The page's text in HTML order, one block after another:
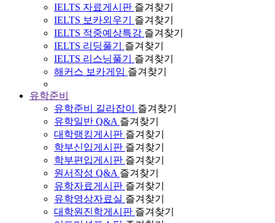
IELTS 자료게시판 즐겨찾기
IELTS 보카외우기
즐겨찾기
IELTS 적중예상특강 즐겨찾기
IELTS 리딩풀기
즐겨찾기
IELTS 리스닝풀기
즐겨찾기
해커스 보카게임 즐겨찾기
유학준비
유학준비 길라잡이
즐겨찾기
유학일반 Q&A 즐겨찾기
대학랭킹게시판 즐겨찾기
학부신입게시판 즐겨찾기
학부편입게시판 즐겨찾기
원서작성 Q&A 즐겨찾기
유학자료게시판 즐겨찾기
유학영상자료실 즐겨찾기
대학원진학게시판 즐겨찾기